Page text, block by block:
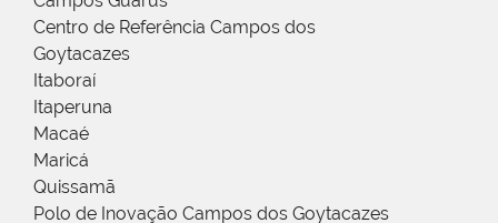
Centro de Referência Campos dos
Goytacazes
Itaboraí
Itaperuna
Macaé
Maricá
Quissamã
Polo de Inovação Campos dos Goytacazes